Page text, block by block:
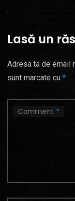
Lasă un
Adresa ta de email
sunt marcate cu *
Comment *